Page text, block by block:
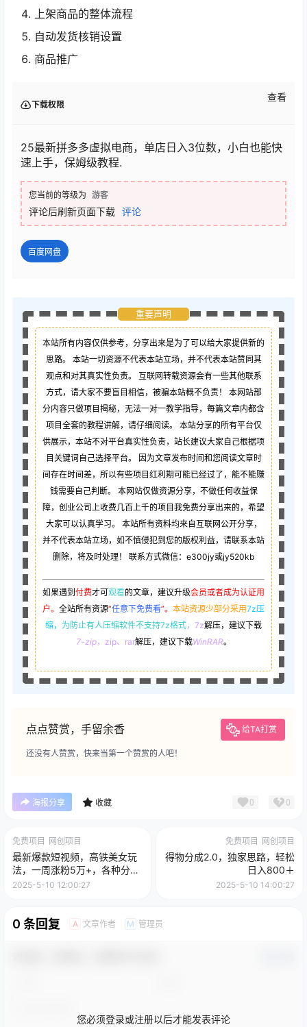
上架商品的整体流程
自动发货核销设置
商品推广
下载权限
查看
25最新拼多多虚拟电商，单店日入3位数，小白也能快
速上手，保姆级教程.
您当前的等级为 游客
评论后刷新页面下载 评论
百度网盘
重要声明
本站所有内容仅供参考，分享出来是为了可以给大家提供新的
思路。 本站一切资源不代表本站立场，并不代表本站赞同其
观点和对其真实性负责。 互联网转载资源会有一些其他联系
方式，请大家不要盲目相信，被骗本站概不负责！ 本网站部
分内容只做项目揭秘，无法一对一教学指导，每篇文章内都含
项目全套的教程讲解，请仔细阅读。 本站分享的所有平台仅
供展示，本站不对平台真实性负责，站长建议大家自己根据项
目关键词自己选择平台。 因为文章发布时间和您阅读文章时
间存在时间差，所以有些项目红利期可能已经过了，能不能赚
钱需要自己判断。 本网站仅做资源分享，不做任何收益保
障，创业公司上收费几百上千的项目我免费分享出来的，希望
大家可以认真学习。 本站所有资料均来自互联网公开分享，
并不代表本站立场，如不慎侵犯到您的版权利益，请联系本站
删除，将及时处理！ 联系方式微信：e300jy或jy520kb
如果遇到 付费才可观看的文章，建议升级会员或者成为认证用
户。 全站所有资源“任意下免费看”。 本站资源少部分采用7z压
缩， 为防止有人压缩软件不支持7z格式，7z解压，建议下载
7-zip，zip、rar解压，建议下载WinRAR。
点点赞赏，手留余香 给TA打赏
还没有人赞赏，快来当第一个赞赏的人吧！
海报分享 收藏 0 0
免费项目 网创项目
最新爆款短视频，高铁美女玩
法，一周涨粉5万+，各种分成
引流变现，每天稳定变现
2025-5-10 12:00:27
免费项目 网创项目
得物分成2.0，独家思路，轻松
日入800＋
2025-5-10 14:00:27
0 条回复 A 文章作者 M 管理员
您必须登录或注册以后才能发表评论